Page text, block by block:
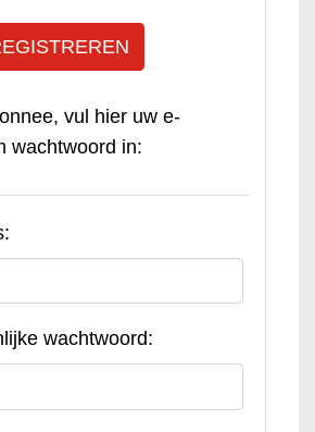
vul hier uw e-
wachtwoord in:
wachtwoord: